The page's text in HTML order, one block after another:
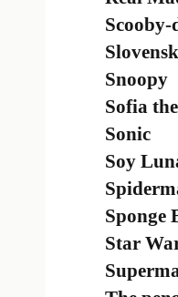
Scooby-
Snoopy
Sofia
Sonic
Soy
Sponge
Star